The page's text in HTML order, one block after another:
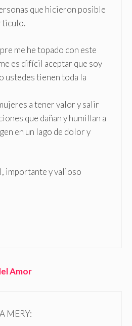
que hicieron posible
me he topado con este
es difícil aceptar que soy
ustedes tienen toda la
a tener valor y salir
que dañan y humillan a
en un lago de dolor y
importante y valioso
Amor
MERY: